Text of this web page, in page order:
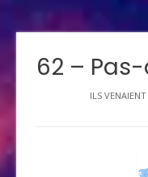
62 –
ILS VENAIENT